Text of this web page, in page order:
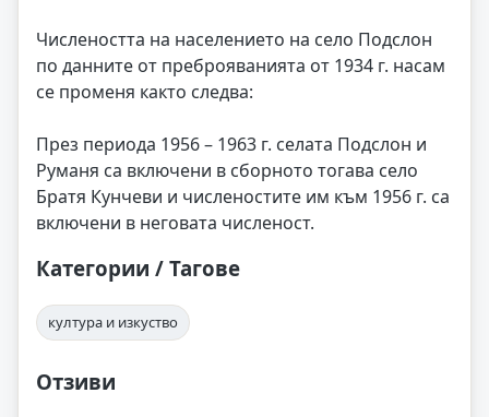
Числеността на населението на село Подслон
по данните от преброяванията от 1934 г. насам
се променя както следва:
През периода 1956 – 1963 г. селата Подслон и
Руманя са включени в сборното тогава село
Братя Кунчеви и численостите им към 1956 г. са
включени в неговата численост.
Категории / Тагове
култура и изкуство
Отзиви